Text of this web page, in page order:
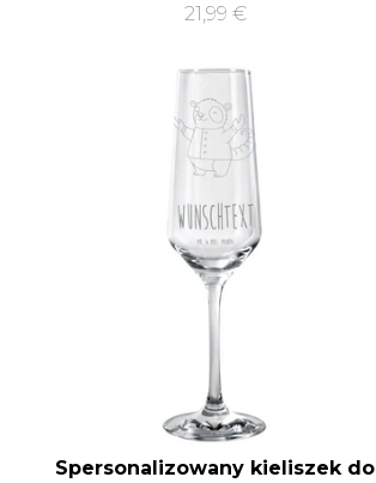
21,99 €
Spersonalizowany kieliszek do